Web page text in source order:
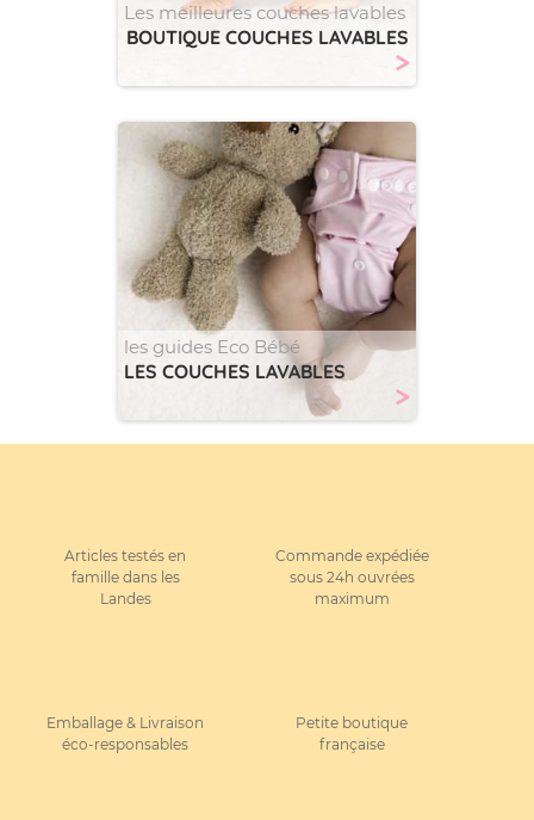
Les meilleures couches lavables
BOUTIQUE COUCHES LAVABLES
>
les guides Eco Bébé
LES COUCHES LAVABLES
>
Articles testés en
famille dans les
Landes
Commande expédiée
sous 24h ouvrées
maximum
Emballage & Livraison
éco-responsables
Petite boutique
française